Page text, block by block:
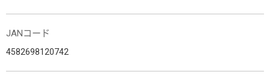
JANコード
4582698120742